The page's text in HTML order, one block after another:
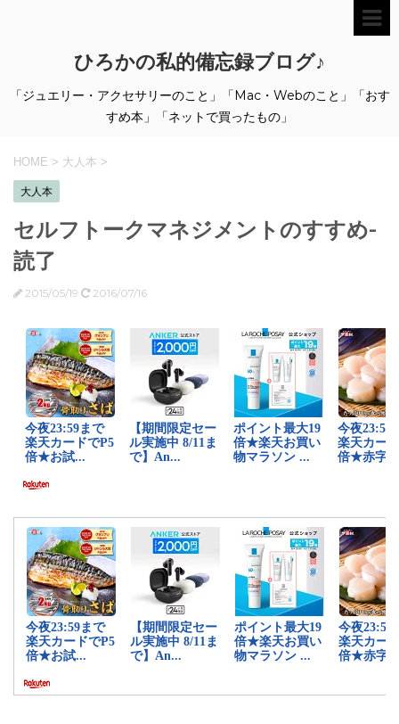
ひろかの私的備忘録ブログ♪
「ジュエリー・アクセサリーのこと」「Mac・Webのこと」「おす
すめ本」「ネットで買ったもの」
HOME > 大人本 >
大人本
セルフトークマネジメントのすすめ-
読了
2015/05/19 2016/07/16